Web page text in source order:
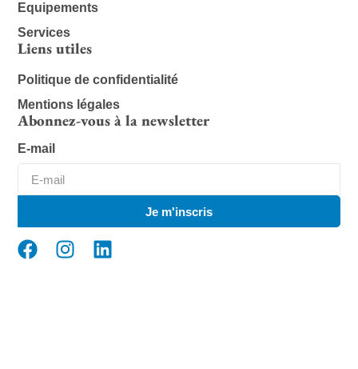
Equipements
Services
Liens utiles
Politique de confidentialité
Mentions légales
Abonnez-vous à la newsletter
E-mail
Je m'inscris